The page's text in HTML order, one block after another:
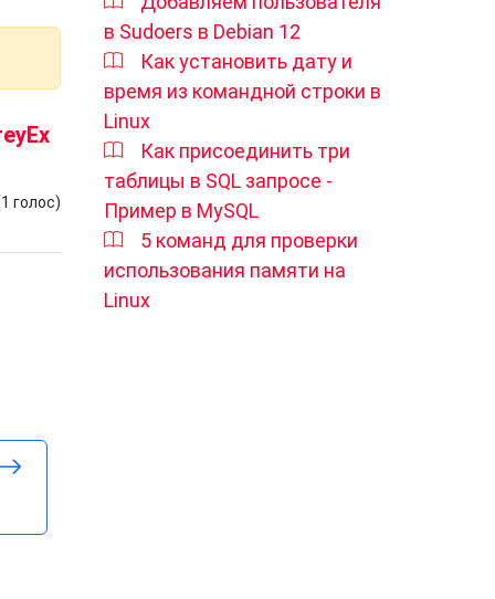
1 голос)
в Sudoers в Debian 12
Как установить дату и
время из командной строки в
Linux
Как присоединить три
таблицы в SQL запросе -
Пример в MySQL
5 команд для проверки
использования памяти на
Linux